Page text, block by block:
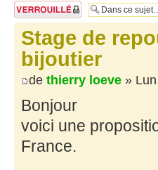
Sujet verrouillé
Stage de
bijoutier
de thierry loeve »
Bonjour
voici une
France.